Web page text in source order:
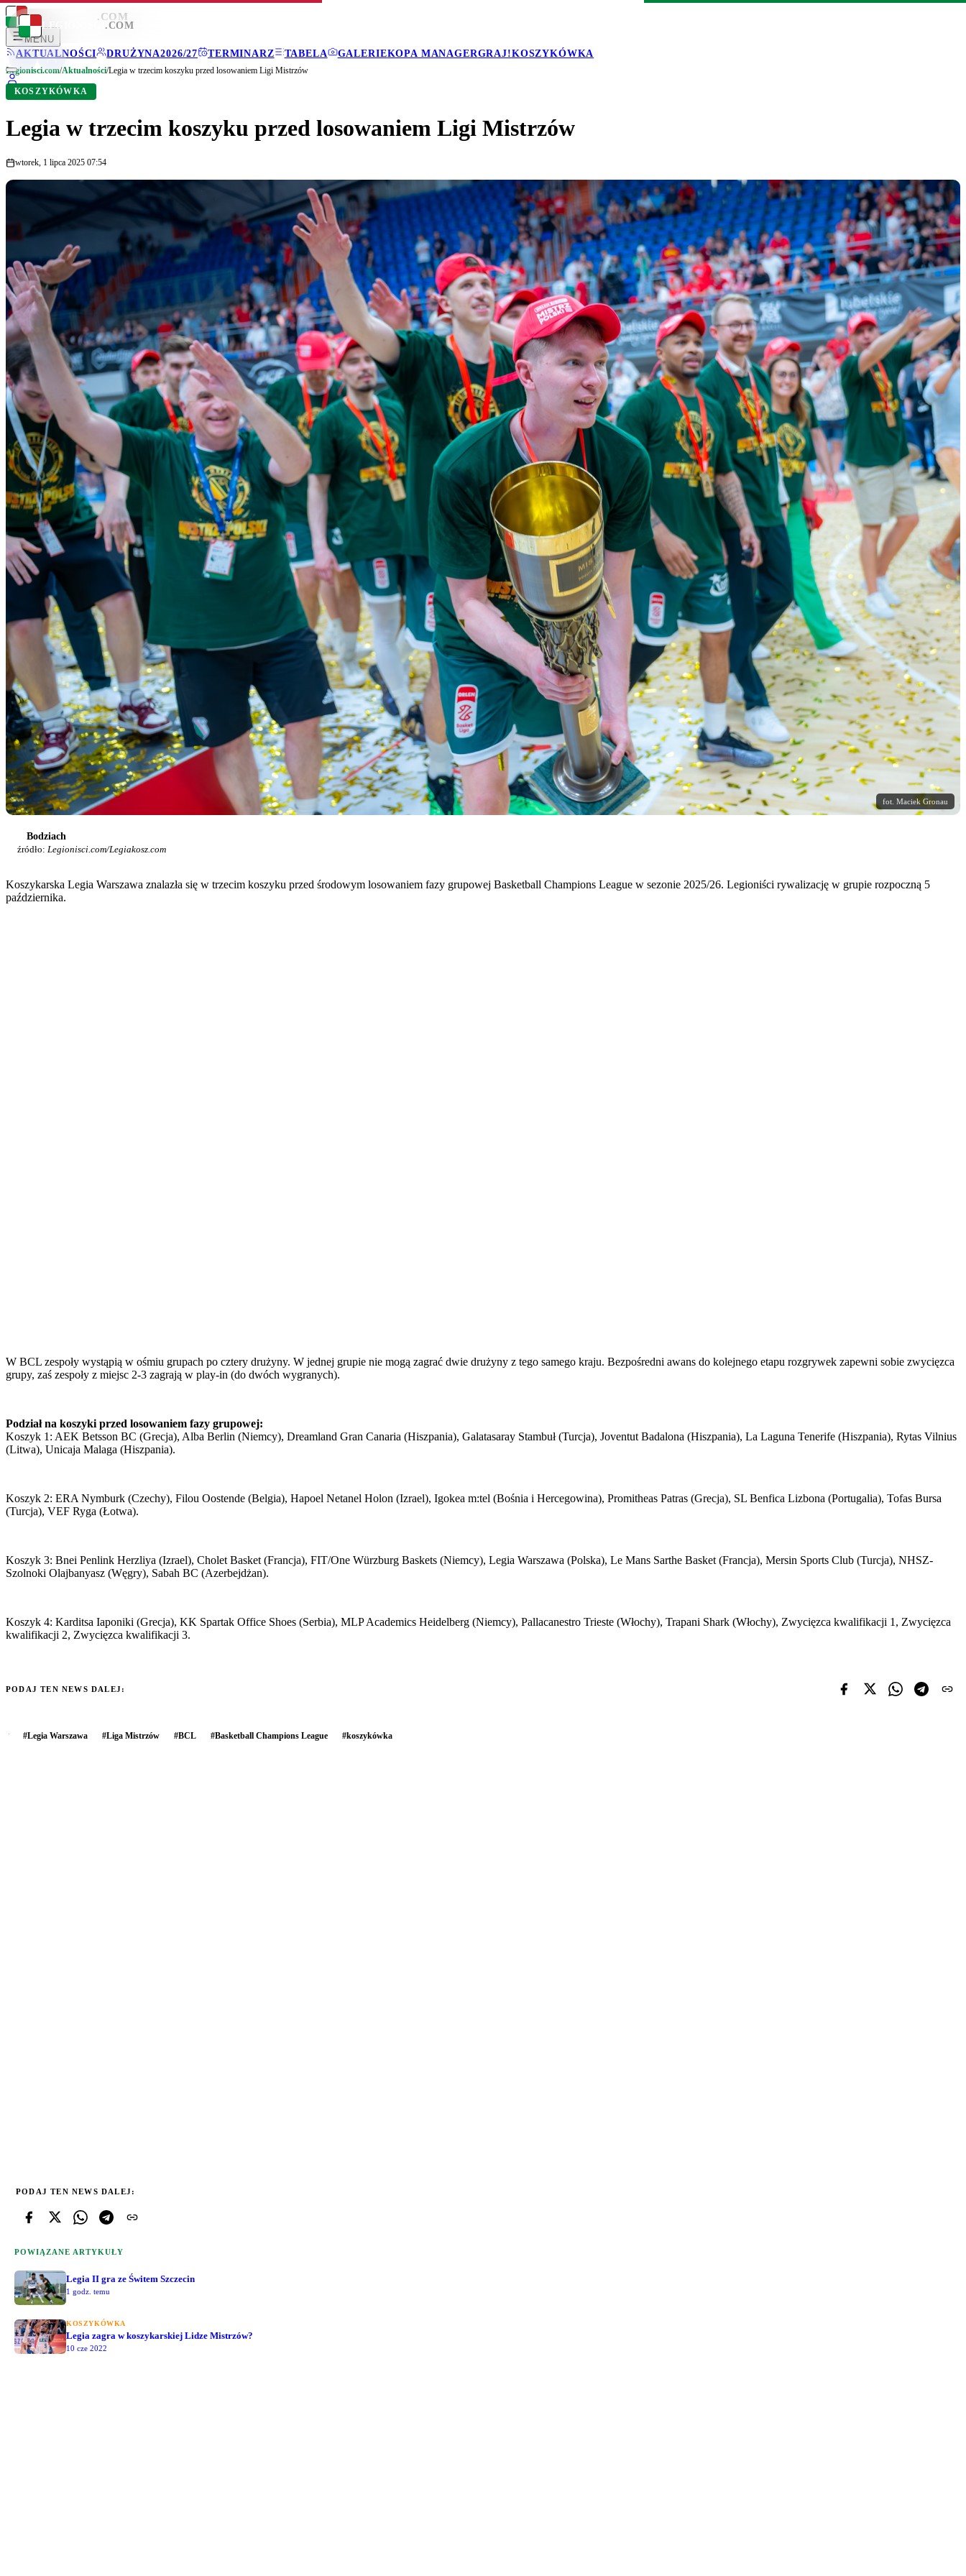
LEGIONISCI .COM
MENU
AKTUALNOŚCI
DRUŻYNA2026/27 TERMINARZ TABELA GALERIEKOPA MANAGERGRAJ!KOSZYKÓWKA
LEGIONISCI .COM
Legionisci.com/Aktualności/Legia w trzecim koszyku przed losowaniem Ligi Mistrzów
KOSZYKÓWKA
Legia w trzecim koszyku przed losowaniem Ligi Mistrzów
wtorek, 1 lipca 2025 07:54
fot. Maciek Gronau
Bodziach
źródło: Legionisci.com/Legiakosz.com
Koszykarska Legia Warszawa znalazła się w trzecim koszyku przed środowym losowaniem fazy grupowej Basketball Champions League w sezonie 2025/26. Legioniści rywalizację w grupie rozpoczną 5
października.
W BCL zespoły wystąpią w ośmiu grupach po cztery drużyny. W jednej grupie nie mogą zagrać dwie drużyny z tego samego kraju. Bezpośredni awans do kolejnego etapu rozgrywek zapewni sobie zwycięzca
grupy, zaś zespoły z miejsc 2-3 zagrają w play-in (do dwóch wygranych).
Podział na koszyki przed losowaniem fazy grupowej:
Koszyk 1: AEK Betsson BC (Grecja), Alba Berlin (Niemcy), Dreamland Gran Canaria (Hiszpania), Galatasaray Stambuł (Turcja), Joventut Badalona (Hiszpania), La Laguna Tenerife (Hiszpania), Rytas Vilnius
(Litwa), Unicaja Malaga (Hiszpania).
Koszyk 2: ERA Nymburk (Czechy), Filou Oostende (Belgia), Hapoel Netanel Holon (Izrael), Igokea m:tel (Bośnia i Hercegowina), Promitheas Patras (Grecja), SL Benfica Lizbona (Portugalia), Tofas Bursa
(Turcja), VEF Ryga (Łotwa).
Koszyk 3: Bnei Penlink Herzliya (Izrael), Cholet Basket (Francja), FIT/One Würzburg Baskets (Niemcy), Legia Warszawa (Polska), Le Mans Sarthe Basket (Francja), Mersin Sports Club (Turcja), NHSZ-
Szolnoki Olajbanyasz (Węgry), Sabah BC (Azerbejdżan).
Koszyk 4: Karditsa Iaponiki (Grecja), KK Spartak Office Shoes (Serbia), MLP Academics Heidelberg (Niemcy), Pallacanestro Trieste (Włochy), Trapani Shark (Włochy), Zwycięzca kwalifikacji 1, Zwycięzca
kwalifikacji 2, Zwycięzca kwalifikacji 3.
PODAJ TEN NEWS DALEJ:
#Legia Warszawa #Liga Mistrzów #BCL #Basketball Champions League #koszykówka
PODAJ TEN NEWS DALEJ:
POWIĄZANE ARTYKUŁY
Legia II gra ze Świtem Szczecin
1 godz. temu
KOSZYKÓWKA
Legia zagra w koszykarskiej Lidze Mistrzów?
10 cze 2022